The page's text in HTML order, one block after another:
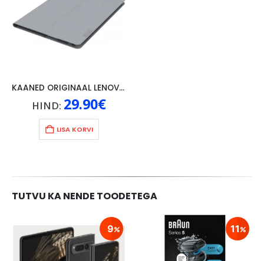
KAANED ORIGINAAL LENOVO TAB 4 10″, HALL
HIND: 29.90€
LISA KORVI
TUTVU KA NENDE TOODETEGA
9 11